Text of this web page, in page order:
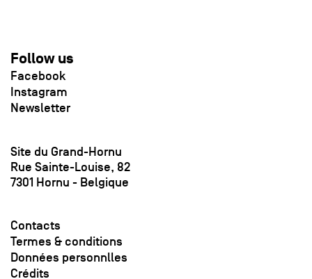
Follow us
Facebook
Instagram
Newsletter
Site du Grand-Hornu
Rue Sainte-Louise, 82
7301 Hornu - Belgique
Contacts
Termes & conditions
Données personnlles
Crédits